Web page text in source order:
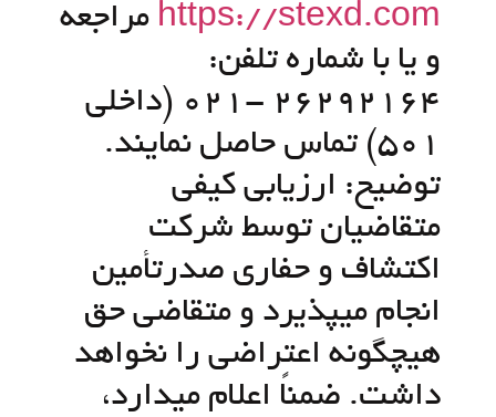
https://stexd.com مراجعه
و یا با شماره تلفن:
26292164 -021 (داخلی
501) تماس حاصل نمایند.
توضیح: ارزيابي کیفی
متقاضیان توسط شرکت
اکتشاف و حفاری صدرتأمین
انجام می­پذیرد و متقاضی حق
هيچگونه اعتراضي را نخواهد
داشت. ضمناً اعلام می­دارد،